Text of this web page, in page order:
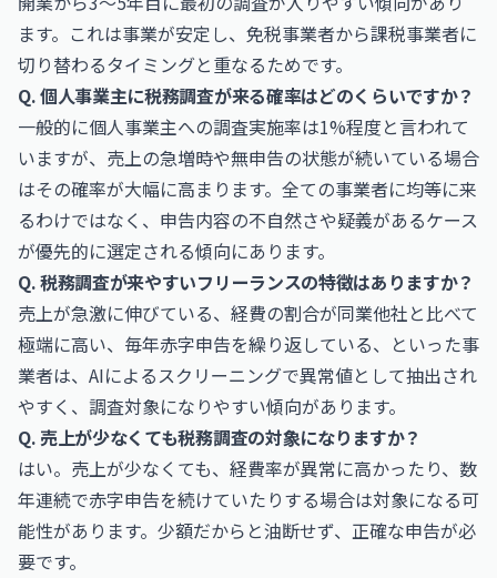
ます。これは事業が安定し、免税事業者から課税事業者に
切り替わるタイミングと重なるためです。
Q. 個人事業主に税務調査が来る確率はどのくらいですか？
一般的に個人事業主への調査実施率は1%程度と言われて
いますが、売上の急増時や無申告の状態が続いている場合
はその確率が大幅に高まります。全ての事業者に均等に来
るわけではなく、申告内容の不自然さや疑義があるケース
が優先的に選定される傾向にあります。
Q. 税務調査が来やすいフリーランスの特徴はありますか？
売上が急激に伸びている、経費の割合が同業他社と比べて
極端に高い、毎年赤字申告を繰り返している、といった事
業者は、AIによるスクリーニングで異常値として抽出され
やすく、調査対象になりやすい傾向があります。
Q. 売上が少なくても税務調査の対象になりますか？
はい。売上が少なくても、経費率が異常に高かったり、数
年連続で赤字申告を続けていたりする場合は対象になる可
能性があります。少額だからと油断せず、正確な申告が必
要です。